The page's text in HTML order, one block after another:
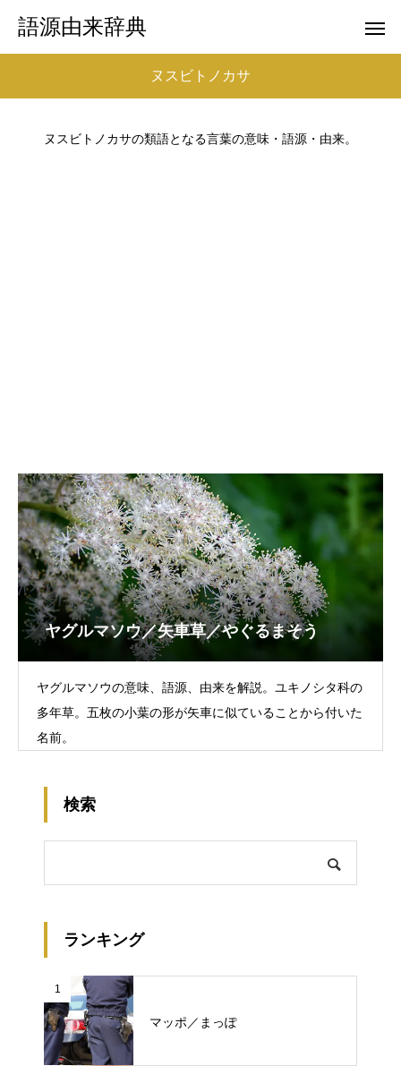
語源由来辞典
ヌスビトノカサ
ヌスビトノカサの類語となる言葉の意味・語源・由来。
ヤグルマソウ／矢車草／やぐるまそう
ヤグルマソウの意味、語源、由来を解説。ユキノシタ科の
多年草。五枚の小葉の形が矢車に似ていることから付いた
名前。
検索
ランキング
1
マッポ／まっぽ